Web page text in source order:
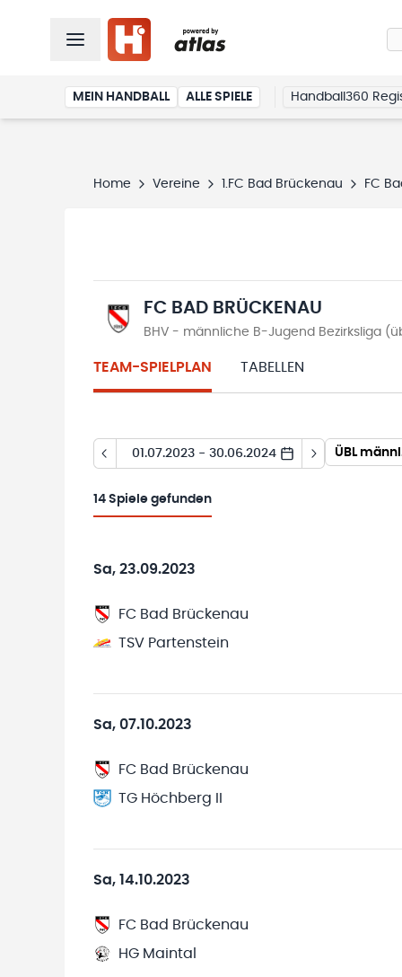
MEIN HANDBALL ALLE SPIELE Handball360
Home Vereine 1.FC Bad Brückenau FC
FC BAD BRÜCKENAU
BHV - männliche B-Jugend Bezirksliga
TEAM-SPIELPLAN TABELLEN
01.07.2023 - 30.06.2024 ÜBL
14 Spiele gefunden
Sa, 23.09.2023
FC Bad Brückenau
TSV Partenstein
Sa, 07.10.2023
FC Bad Brückenau
TG Höchberg II
Sa, 14.10.2023
FC Bad Brückenau
HG Maintal